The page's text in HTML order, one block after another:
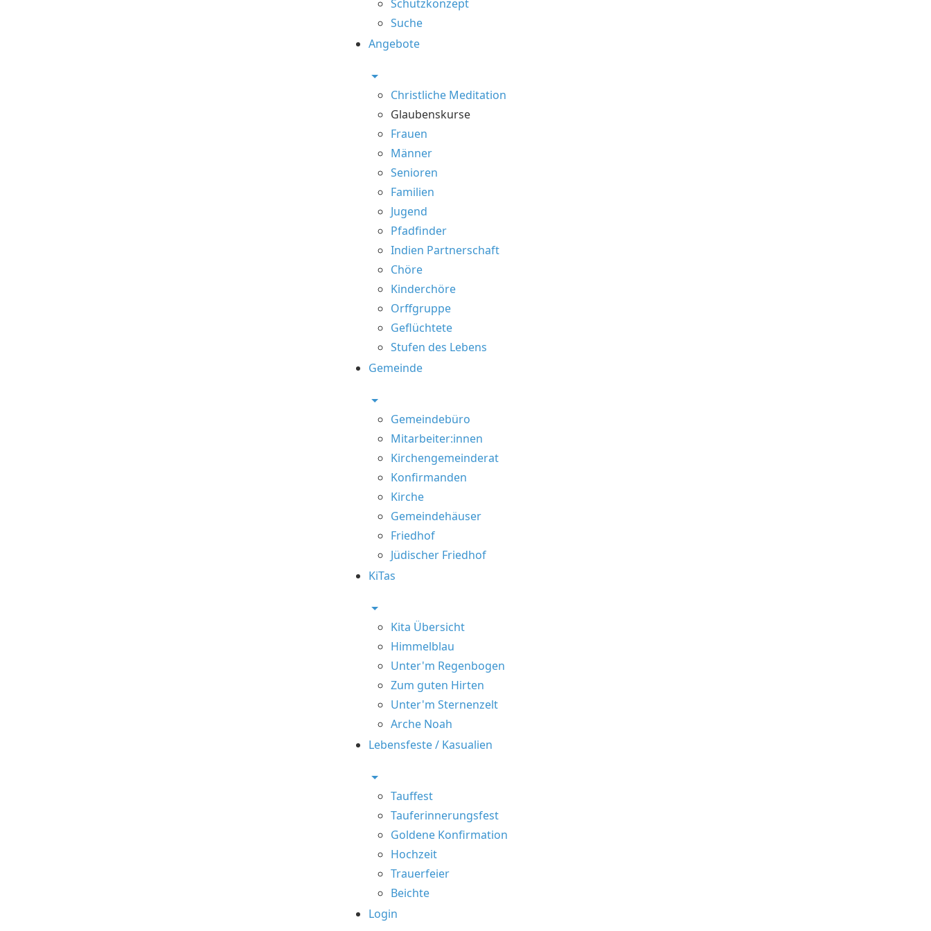
Schutzkonzept
Suche
Angebote
Christliche Meditation
Glaubenskurse
Frauen
Männer
Senioren
Familien
Jugend
Pfadfinder
Indien Partnerschaft
Chöre
Kinderchöre
Orffgruppe
Geflüchtete
Stufen des Lebens
Gemeinde
Gemeindebüro
Mitarbeiter:innen
Kirchengemeinderat
Konfirmanden
Kirche
Gemeindehäuser
Friedhof
Jüdischer Friedhof
KiTas
Kita Übersicht
Himmelblau
Unter'm Regenbogen
Zum guten Hirten
Unter'm Sternenzelt
Arche Noah
Lebensfeste / Kasualien
Tauffest
Tauferinnerungsfest
Goldene Konfirmation
Hochzeit
Trauerfeier
Beichte
Login